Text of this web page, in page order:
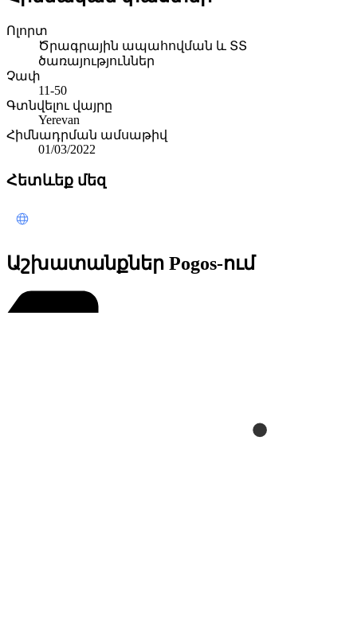
Ոլորտ
Ծրագրային ապահովման և ՏՏ
ծառայություններ
Չափ
11-50
Գտնվելու վայրը
Yerevan
Հիմնադրման ամսաթիվ
01/03/2022
Հետևեք մեզ
Աշխատանքներ Pogos-ում